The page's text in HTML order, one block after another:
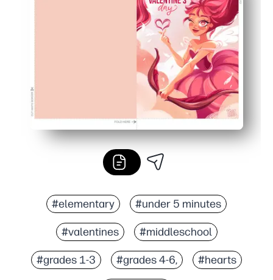
#elementary #under 5 minutes
#valentines #middleschool
#grades 1-3 #grades 4-6, #hearts